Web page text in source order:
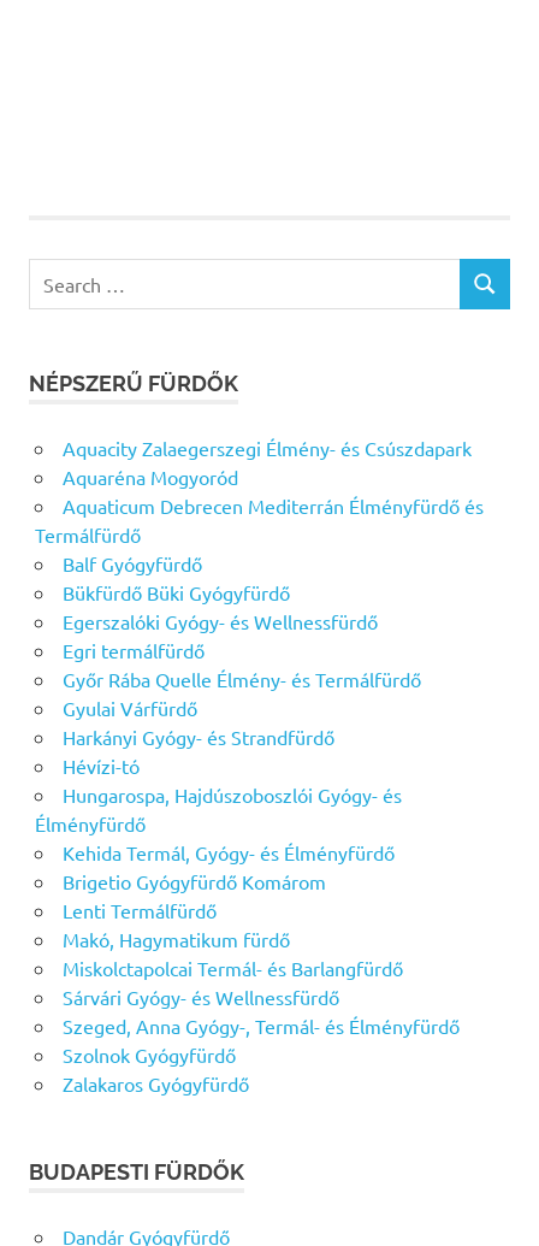
for:
SEARCH
NÉPSZERŰ FÜRDŐK
Aquacity Zalaegerszegi Élmény- és Csúszdapark
Aquaréna Mogyoród
Aquaticum Debrecen Mediterrán Élményfürdő és
Termálfürdő
Balf Gyógyfürdő
Bükfürdő Büki Gyógyfürdő
Egerszalóki Gyógy- és Wellnessfürdő
Egri termálfürdő
Győr Rába Quelle Élmény- és Termálfürdő
Gyulai Várfürdő
Harkányi Gyógy- és Strandfürdő
Hévízi-tó
Hungarospa, Hajdúszoboszlói Gyógy- és
Élményfürdő
Kehida Termál, Gyógy- és Élményfürdő
Brigetio Gyógyfürdő Komárom
Lenti Termálfürdő
Makó, Hagymatikum fürdő
Miskolctapolcai Termál- és Barlangfürdő
Sárvári Gyógy- és Wellnessfürdő
Szeged, Anna Gyógy-, Termál- és Élményfürdő
Szolnok Gyógyfürdő
Zalakaros Gyógyfürdő
BUDAPESTI FÜRDŐK
Dandár Gyógyfürdő